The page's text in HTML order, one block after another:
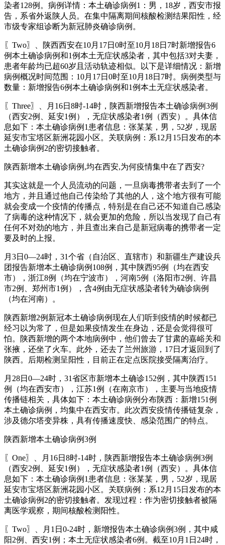
染者128例。病例详情：本土确诊病例1：男，18岁，西安市报
告，系省外返陕人员。在集中隔离期间核酸检测结果阳性，经
市级专家组诊断为新冠肺炎确诊病例。
〖Two〗、陕西西安在10月17日0时至10月18日7时新增报告6
例本土确诊病例和1例本土无症状感染者，其中包括3对夫妻，
患者年龄均已超60岁且活动轨迹相似。以下是详细情况：新增
病例概况时间范围：10月17日0时至10月18日7时。病例类型与
数量：新增报告6例本土确诊病例和1例本土无症状感染者。
〖Three〗、月16日8时-14时，陕西新增报告本土确诊病例3例
（西安2例、延安1例），无症状感染者1例（西安）。具体信
息如下：本土确诊病例1患者信息：张某某，男，52岁，现居
延安市宝塔区新洲花园小区。关联病例：系12月15日发布的本
土确诊病例2的密切接触者。
陕西新增本土确诊病例,均在西安,为何疫情集中在了西安?
其实这就是一个人员流动的问题，一旦病毒携带者去到了一个
地方，并且通过他自己传染给了其他的人，这个地方很有可能
就会变成一个疫情的传播点，特别是在自己还不知道自己感染
了病毒的这种情况下，就会更加的危险，所以当发现了自己有
任何不对劲的地方，并且查出来自己是新冠病毒的携带者一定
要及时的上报。
月3日0—24时，31个省（自治区、直辖市）和新疆生产建设兵
团报告新增本土确诊病例108例，其中陕西95例（均在西安
市），浙江8例（均在宁波市），河南5例（洛阳市2例、许昌
市2例、郑州市1例），含4例由无症状感染者转为确诊病例
（均在河南）。
陕西新增2例新冠本土确诊病例现在人们听到疫情的时候都已
经习以为常了，但是如果疫情发生在身边，还是会觉得很可
怕。陕西新增的两个本地病例中，他们曾去了甘肃的嘉峪关和
张掖，还坐了火车。此外，还去了兰州旅游，17日才返回到了
陕西。后期检测呈阳性，目前正在定点医院接受隔离治疗。
月28日0—24时，31省区市新增本土确诊152例，其中陕西151
例（均在西安市），江苏1例（在南京市），主要与当地疫情
传播链相关，具体如下：本土确诊病例分布陕西：新增151例
本土确诊病例，均集中在西安市。此次西安疫情传播链复杂，
涉及德尔塔变异株，具有传播速度快、感染范围广的特点。
陕西新增本土确诊病例3例
〖One〗、月16日8时-14时，陕西新增报告本土确诊病例3例
（西安2例、延安1例），无症状感染者1例（西安）。具体信
息如下：本土确诊病例1患者信息：张某某，男，52岁，现居
延安市宝塔区新洲花园小区。关联病例：系12月15日发布的本
土确诊病例2的密切接触者。发现过程：作为密切接触者被隔
离医学观察，期间核酸检测阳性。
〖Two〗、月1日0-24时，新增报告本土确诊病例3例，其中咸
阳2例、西安1例；本土无症状感染者6例。截至10月1日24时，